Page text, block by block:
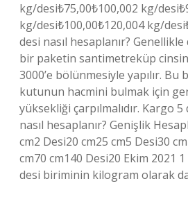
kg/desi₺75,00₺100,002 kg/
kg/desi₺100,00₺120,004 kg/
desi nasıl hesaplanır? Genellikle
bir paketin santimetreküp
3000’e bölünmesiyle yapılır. Bu
kutunun hacmini bulmak için
yüksekliği çarpılmalıdır. Kargo
nasıl hesaplanır? Genişlik
cm2 Desi20 cm25 cm5 Desi30
cm70 cm140 Desi20 Ekim 2021 1
desi biriminin kilogram olarak